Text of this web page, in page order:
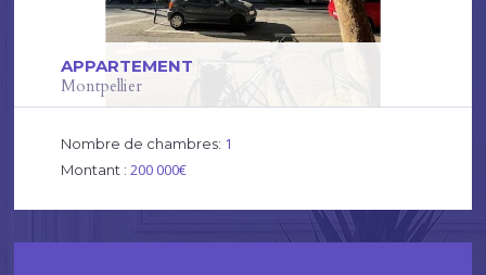
APPARTEMENT
Montpellier
Nombre de chambres: 1
Montant : 200 000€